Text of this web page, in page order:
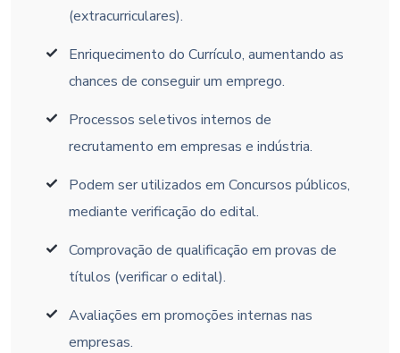
(extracurriculares).
Enriquecimento do Currículo, aumentando as
chances de conseguir um emprego.
Processos seletivos internos de
recrutamento em empresas e indústria.
Podem ser utilizados em Concursos públicos,
mediante verificação do edital.
Comprovação de qualificação em provas de
títulos (verificar o edital).
Avaliações em promoções internas nas
empresas.